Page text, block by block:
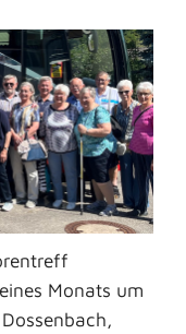
Monats um